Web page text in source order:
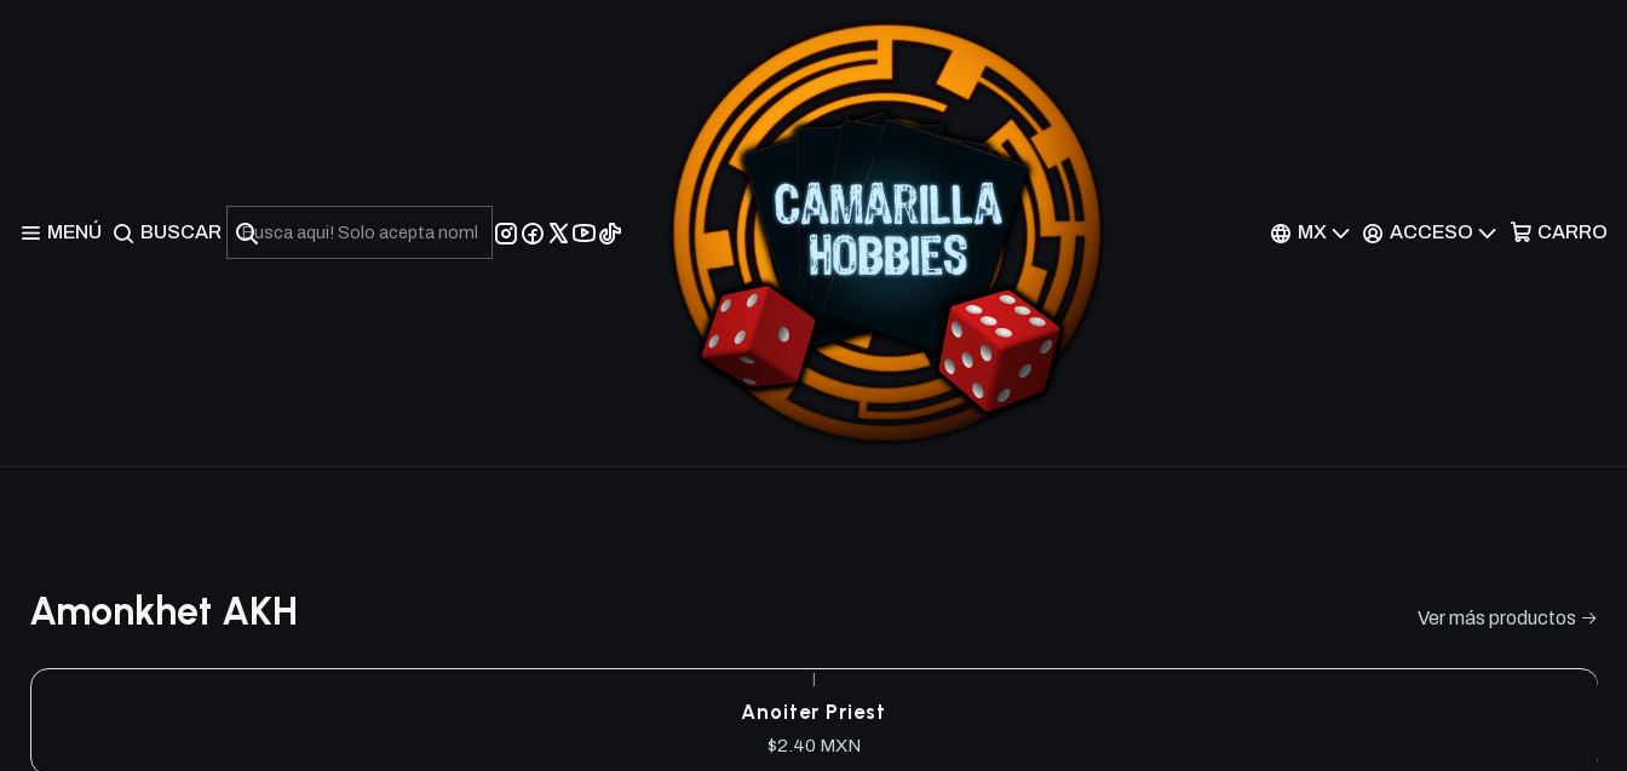
MENÚ BUSCAR MX ACCESO CARRO
Neheb, The Worthy - AKH
Mostrar stock de ubicaciones
COMPARTIR ESTE PRODUCTO
Amonkhet AKH Ver más productos
Anoiter Priest
$2.40 MXN